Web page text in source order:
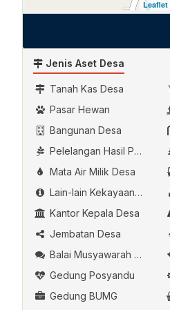
Leaflet
Jenis Aset Desa
Tanah Kas Desa
Pasar Hewan
Bangunan Desa
Pelelangan Hasil Pertanian
Mata Air Milik Desa
Lain-lain Kekayaan Asli Desa
Kantor Kepala Desa
Jembatan Desa
Balai Musyawarah Desa
Gedung Posyandu
Gedung BUMG